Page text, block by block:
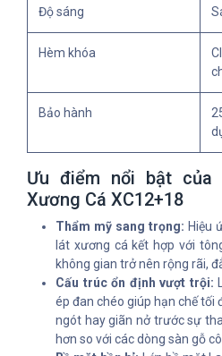
Độ sáng
Hèm khóa
Bảo hành
Ưu điểm nổi bật của
Xương Cá XC12+18
Thẩm mỹ sang trọng: Hiệu
lát xương cá kết hợp với
không gian trở nên rộng rãi,
Cấu trúc ổn định vượt trội:
ép đan chéo giúp hạn chế tối
ngót hay giãn nở trước sự
hơn so với các dòng sàn gỗ